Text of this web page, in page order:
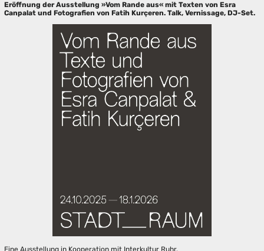
Eröffnung der Ausstellung »Vom Rande aus« mit Texten von Esra
Canpalat und Fotografien von Fatih Kurçeren. Talk, Vernissage, DJ-Set.
Eine Ausstellung in Kooperation mit Interkultur Ruhr.